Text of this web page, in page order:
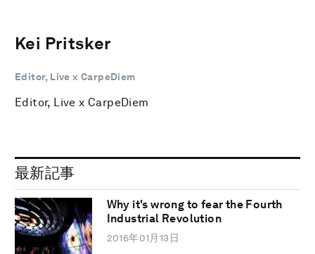
Kei Pritsker
Editor, Live x CarpeDiem
Editor, Live x CarpeDiem
最新記事
Why it's wrong to fear the Fourth
Industrial Revolution
2016年01月13日